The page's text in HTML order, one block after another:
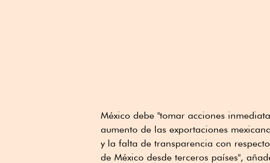
México debe "tomar acciones
aumento de las exportaciones
y la falta de transparencia con
de México desde terceros países",